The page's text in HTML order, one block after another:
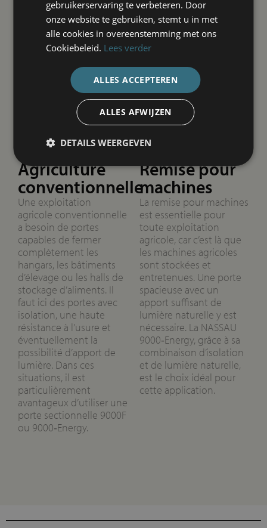
Agriculture
conventionnelle
Une exploitation
agricole conventionnelle
a besoin de portes
capables de fermer
complètement les
hangars, les bâtiments
d’élevage ou les halls de
stockage d’aliments. Il
faut ici des portes avec
isolation, une haute
résistance à l’usure et
éventuellement la
possibilité d’apport de
lumière. Dans ces
situations, il est
particulièrement
avantageux d’utiliser une
porte sectionnelle 9000F
ou 9000‑Energy.
Remise pour
machines
La remise pour machines
est essentielle pour
toute exploitation
agricole, car c’est là que
les machines agricoles
sont stockées et
entretenues. Une porte
spacieuse avec un
apport suffisant de
lumière naturelle y est
nécessaire. La NASSAU
9000‑Energy, grâce à sa
combinaison d’isolation
et de lumière naturelle,
est le choix idéal pour
cette application.
gebruikerservaring te verbeteren. Door
onze website te gebruiken, stemt u in met
alle cookies in overeenstemming met ons
Cookiebeleid. Lees verder
ALLES ACCEPTEREN
ALLES AFWIJZEN
DETAILS WEERGEVEN